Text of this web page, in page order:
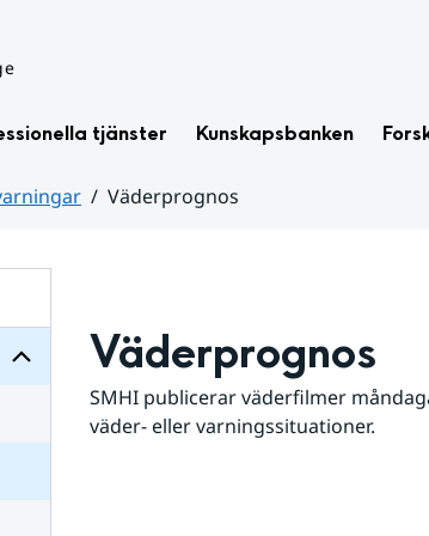
tjänster Kunskapsbanken
Väderprognos
för
Väderprognos
SMHI publicerar väderfilmer
väder- eller varningssituationer.